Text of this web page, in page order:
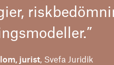
jurist, Svefa Juridik